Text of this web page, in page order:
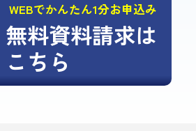
WEBでかんたん1分お申込み
無料資料請求は
こちら